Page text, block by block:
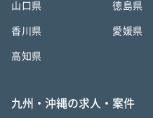
山口県 徳島県
香川県 愛媛県
高知県
九州・沖縄の求人・案件